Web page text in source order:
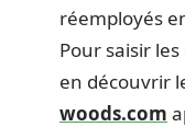
réemployés
Pour saisir
en découvrir
woods.com